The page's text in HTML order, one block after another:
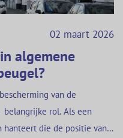
02 maart 2026
algemene
van de
rol. Als een
hanteert die de positie van